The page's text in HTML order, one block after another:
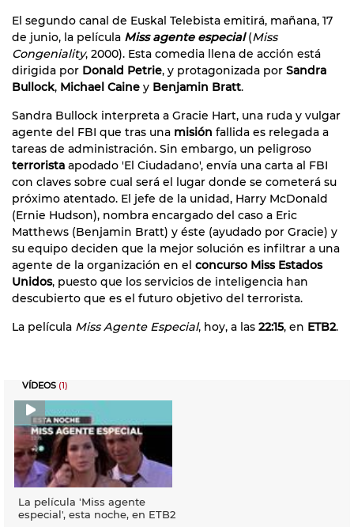
El segundo canal de Euskal Telebista emitirá, mañana, 17
de junio, la película Miss agente especial(Miss
Congeniality, 2000). Esta comedia llena de acción está
dirigida por Donald Petrie, y protagonizada por Sandra
Bullock, Michael Caine y Benjamin Bratt.
Sandra Bullock interpreta a Gracie Hart, una ruda y vulgar
agente del FBI que tras una misión fallida es relegada a
tareas de administración. Sin embargo, un peligroso
terrorista apodado 'El Ciudadano', envía una carta al FBI
con claves sobre cual será el lugar donde se cometerá su
próximo atentado. El jefe de la unidad, Harry McDonald
(Ernie Hudson), nombra encargado del caso a Eric
Matthews (Benjamin Bratt) y éste (ayudado por Gracie) y
su equipo deciden que la mejor solución es infiltrar a una
agente de la organización en el concurso Miss Estados
Unidos, puesto que los servicios de inteligencia han
descubierto que es el futuro objetivo del terrorista.
La película Miss Agente Especial, hoy, a las 22:15, en ETB2.
VÍDEOS (1)
La película 'Miss agente
especial', esta noche, en ETB2